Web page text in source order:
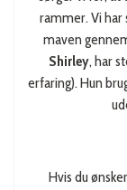
rammer. Vi har
maven
Shirley, har
erfaring). Hun
Hvis du